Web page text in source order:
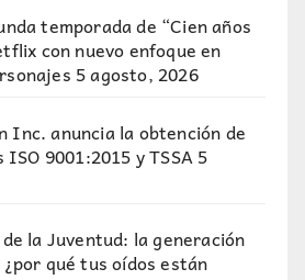
temporada de “Cien años
con nuevo enfoque en
5 agosto, 2026
Inc. anuncia la obtención de
9001:2015 y TSSA5
la Juventud: la generación
qué tus oídos están